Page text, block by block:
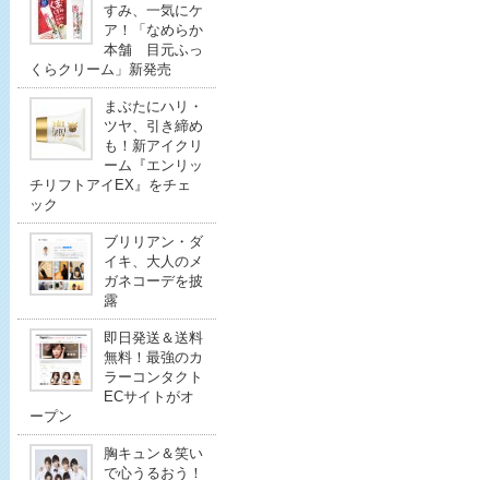
すみ、一気にケ
ア！「なめらか
本舗 目元ふっ
くらクリーム」新発売
まぶたにハリ・
ツヤ、引き締め
も！新アイクリ
ーム『エンリッ
チリフトアイEX』をチェ
ック
ブリリアン・ダ
イキ、大人のメ
ガネコーデを披
露
即日発送＆送料
無料！最強のカ
ラーコンタクト
ECサイトがオ
ープン
胸キュン＆笑い
で心うるおう！